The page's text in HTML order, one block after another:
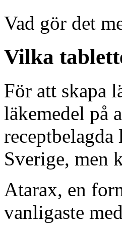
Vad gör det
Vilka
För att skapa
läkemedel på
Sverige, men
Atarax, en
vanligaste